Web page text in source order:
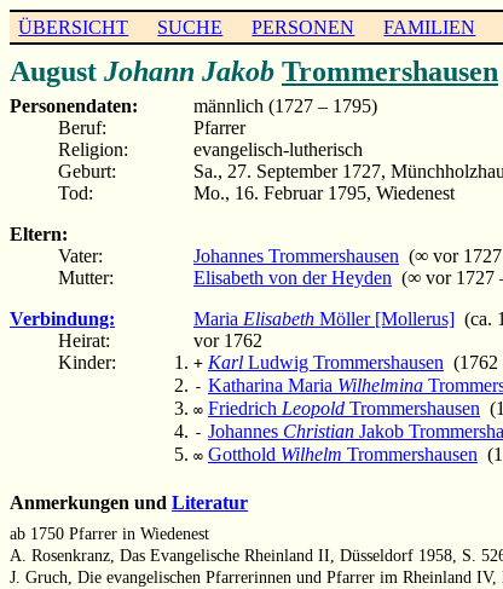
ÜBERSICHT SUCHE PERSONEN FAMILIEN
August Johann Jakob Trommershausen
Personendaten:
männlich (1727 – 1795)
Beruf:
Pfarrer
Religion:
evangelisch-lutherisch
Geburt:
Sa., 27. September 1727,
Tod:
Mo., 16. Februar 1795, Wiedenest
Eltern:
Vater:
Johannes Trommershausen (∞ vor
Mutter:
Elisabeth von der Heyden (∞ vor 1727
Verbindung:
Maria Elisabeth Möller [Mollerus] (ca.
Heirat:
vor 1762
Kinder:
+ Karl Ludwig Trommershausen (1762
- Katharina Maria Wilhelmina
∞ Friedrich Leopold Trommershausen
- Johannes Christian Jakob
∞ Gotthold Wilhelm Trommershausen
Anmerkungen und Literatur
ab 1750 Pfarrer in Wiedenest
A. Rosenkranz, Das Evangelische Rheinland II, Düsseldorf 1958, S.
J. Gruch, Die evangelischen Pfarrerinnen und Pfarrer im Rheinland